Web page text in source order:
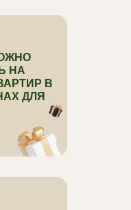
НА
В
ДЛЯ